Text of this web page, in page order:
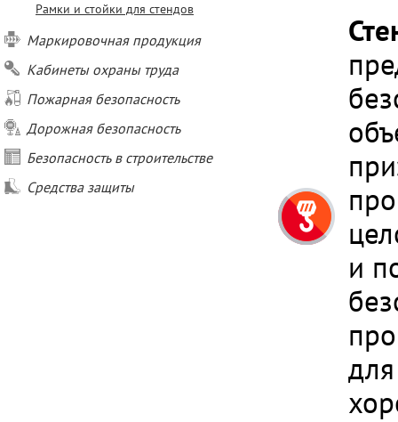
Рамки и стойки для стендов
Маркировочная продукция
Кабинеты охраны труда
Пожарная безопасность
Дорожная безопасность
Безопасность в строительстве
Средства защиты
и